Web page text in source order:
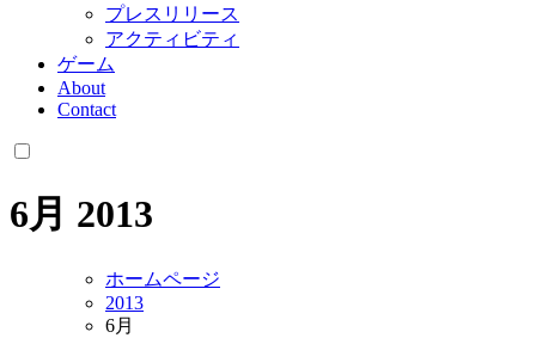
プレスリリース
アクティビティ
ゲーム
About
Contact
6月 2013
ホームページ
2013
6月